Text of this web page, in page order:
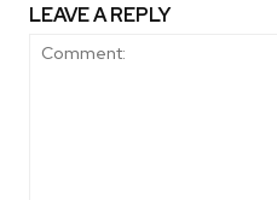
LEAVE A REPLY